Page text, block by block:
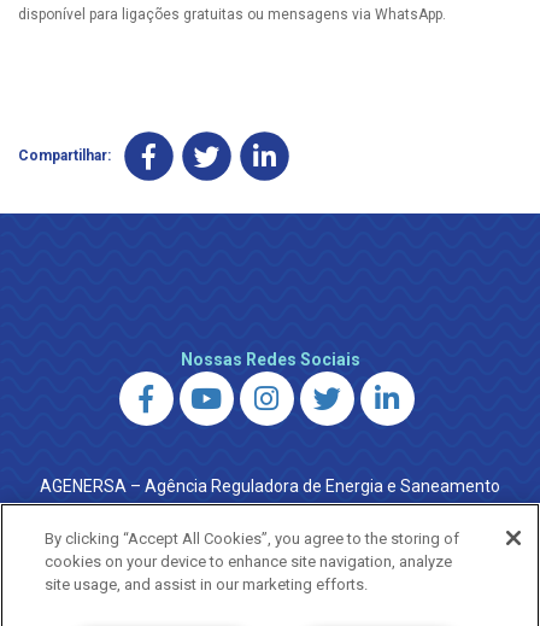
disponível para ligações gratuitas ou mensagens via WhatsApp.
Compartilhar:
Nossas Redes Sociais
AGENERSA – Agência Reguladora de Energia e Saneamento
do Estado do Rio de Janeiro
0800 024 9040 · (21) 2332-6457 (WhatsApp) ·
ouvidoria@agenersa.rj.gov.br/ouvidoria.agenersa@gmail.com
·http://www.agenersa.rj.gov.br
By clicking “Accept All Cookies”, you agree to the storing of
cookies on your device to enhance site navigation, analyze
site usage, and assist in our marketing efforts.